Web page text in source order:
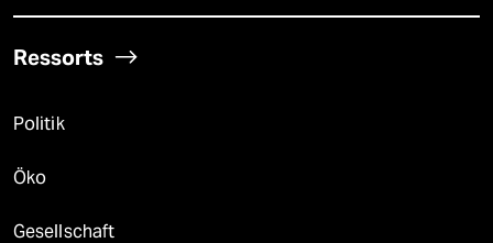
Ressorts
Politik
Öko
Gesellschaft